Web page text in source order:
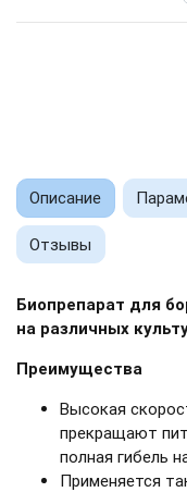
Описание
Отзывы
Биопрепарат для
на различных
Преимущества
Высокая
прекращают
полная гибель
Применяется